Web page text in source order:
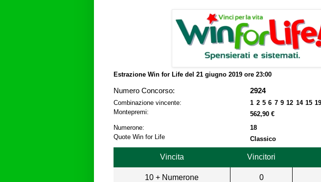
Estrazione Win for Life del 21 giugno 2019 ore 23:00
Numero Concorso: 2924
Combinazione vincente:
1 2 5 6 7 9 12 14 15 19
Montepremi:
562,90 €
Numerone:
18
Quote Win for Life
Classico
Vincita Vincitori
10 + Numerone 0